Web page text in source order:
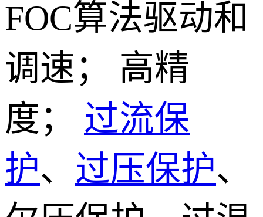
FOC算法驱动和
调速； 高精
度； 过流保
护、 过压保护、